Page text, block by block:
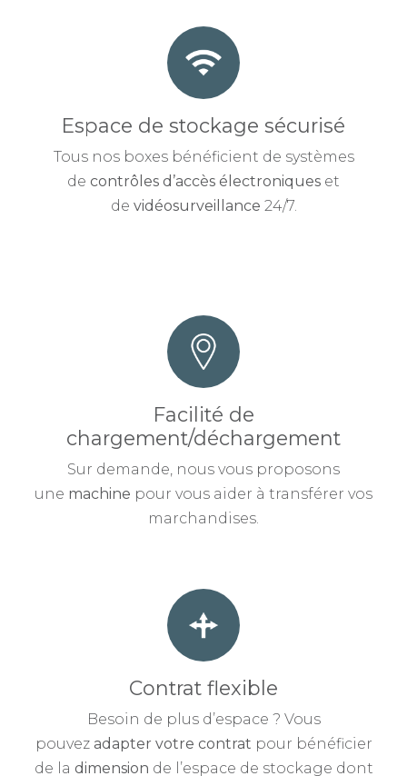
Espace de stockage sécurisé
Tous nos boxes bénéficient de systèmes
de contrôles d’accès électroniques et
de vidéosurveillance 24/7.
Facilité de
chargement/déchargement
Sur demande, nous vous proposons
une machine pour vous aider à transférer vos
marchandises.
Contrat flexible
Besoin de plus d’espace ? Vous
pouvez adapter votre contrat pour bénéficier
de la dimension de l’espace de stockage dont